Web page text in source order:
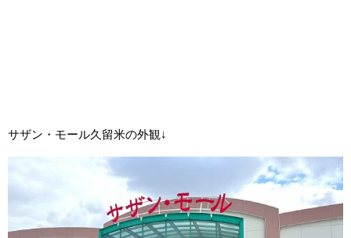
サザン・モール久留米の外観↓